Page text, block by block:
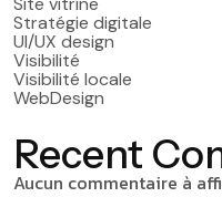
Stratégie digitale
UI/UX design
Visibilité
Visibilité locale
WebDesign
Recent
Aucun commentaire à